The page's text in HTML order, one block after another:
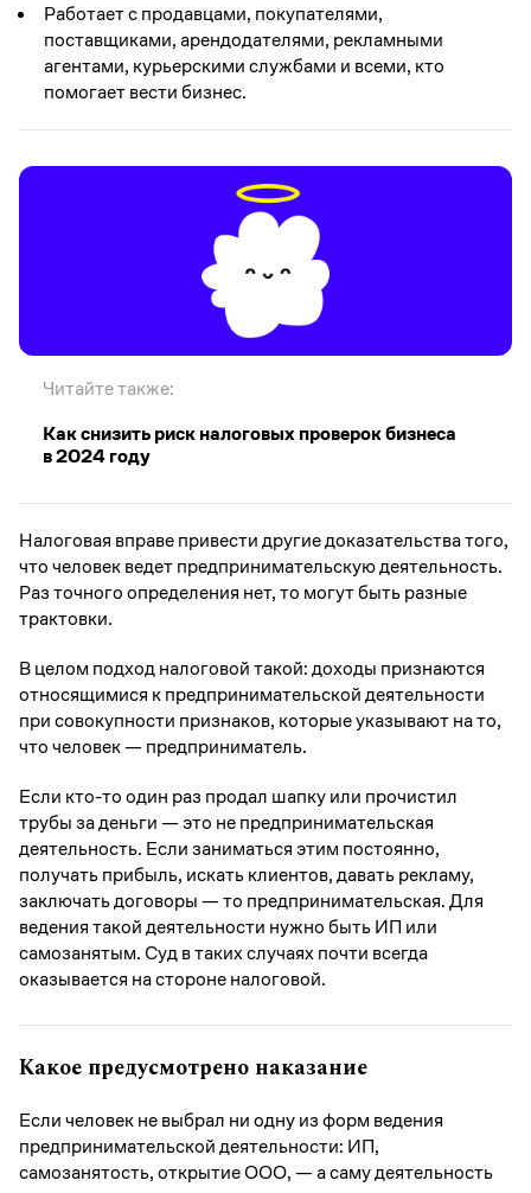
Работает с продавцами, покупателями,
поставщиками, арендодателями, рекламными
агентами, курьерскими службами и всеми, кто
помогает вести бизнес.
Читайте также:
Как снизить риск налоговых проверок бизнеса
в 2024 году
Налоговая вправе привести другие доказательства того,
что человек ведет предпринимательскую деятельность.
Раз точного определения нет, то могут быть разные
трактовки.
В целом подход налоговой такой: доходы признаются
относящимися к предпринимательской деятельности
при совокупности признаков, которые указывают на то,
что человек — предприниматель.
Если кто-то один раз продал шапку или прочистил
трубы за деньги — это не предпринимательская
деятельность. Если заниматься этим постоянно,
получать прибыль, искать клиентов, давать рекламу,
заключать договоры — то предпринимательская. Для
ведения такой деятельности нужно быть ИП или
самозанятым. Суд в таких случаях почти всегда
оказывается на стороне налоговой.
Какое предусмотрено наказание
Если человек не выбрал ни одну из форм ведения
предпринимательской деятельности: ИП,
самозанятость, открытие ООО, — а саму деятельность